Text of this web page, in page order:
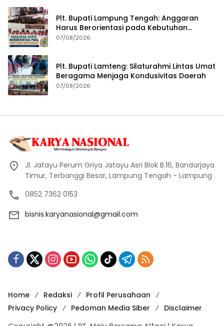
Plt. Bupati Lampung Tengah: Anggaran
Harus Berorientasi pada Kebutuhan
Masyarakat
07/08/2026
Plt. Bupati Lamteng: Silaturahmi Lintas Umat
Beragama Menjaga Kondusivitas Daerah
07/08/2026
Jl. Jatayu Perum Griya Jatayu Asri Blok B.16, Bandarjaya
Timur, Terbanggi Besar, Lampung Tengah - Lampung
0852 7362 0153
bisnis.karyanasional@gmail.com
Home Redaksi
Profil Perusahaan
Privacy Policy
Pedoman Media Siber
Disclaimer